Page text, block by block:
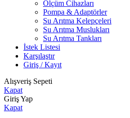
Ölçüm Cihazları
Pompa & Adaptörler
Su Arıtma Kelepçeleri
Su Arıtma Muslukları
Su Arıtma Tankları
İstek Listesi
Karşılaştır
Giriş / Kayıt
Alışveriş Sepeti
Kapat
Giriş Yap
Kapat